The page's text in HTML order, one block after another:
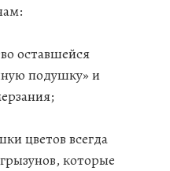
оставшейся
подушку» и
цветов всегда
которые